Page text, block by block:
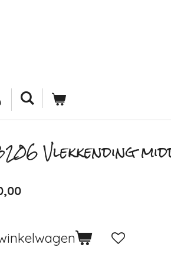
Vlekkending